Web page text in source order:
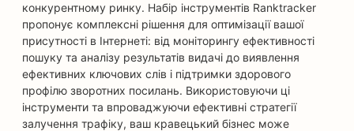
конкурентному ринку. Набір інструментів Ranktracker
пропонує комплексні рішення для оптимізації вашої
присутності в Інтернеті: від моніторингу ефективності
пошуку та аналізу результатів видачі до виявлення
ефективних ключових слів і підтримки здорового
профілю зворотних посилань. Використовуючи ці
інструменти та впроваджуючи ефективні стратегії
залучення трафіку, ваш кравецький бізнес може